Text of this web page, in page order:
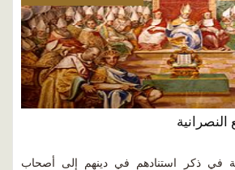
في ذكر استنادهم في دينهم إلى أصحاب